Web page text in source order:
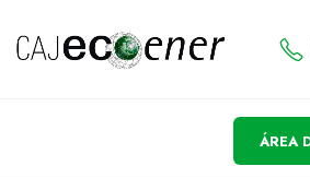
ÁREA